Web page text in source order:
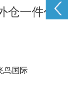
仓一件代
鸟国际